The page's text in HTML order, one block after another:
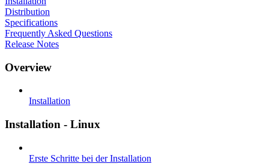
Distribution
Specifications
Frequently Asked Questions
Release Notes
Overview
Installation
Installation - Linux
Erste Schritte bei der Installation